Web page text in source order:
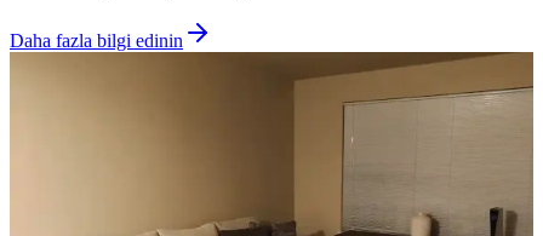
Daha fazla bilgi edinin